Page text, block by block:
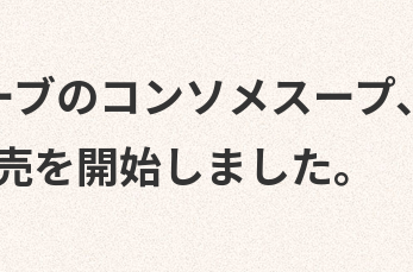
のコンソメスープ
を開始しました。